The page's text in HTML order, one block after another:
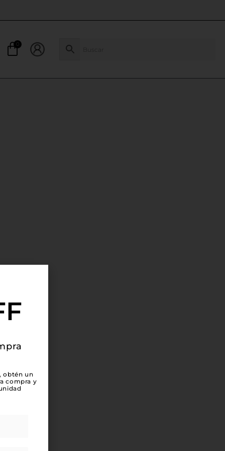
obtén un
compra y